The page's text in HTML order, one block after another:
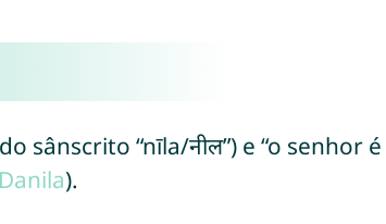
sânscrito “nīla/नील”) e “o senhor é
).